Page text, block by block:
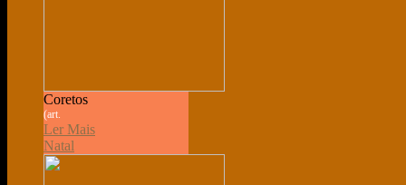
Coretos
(art.
Ler Mais
Natal